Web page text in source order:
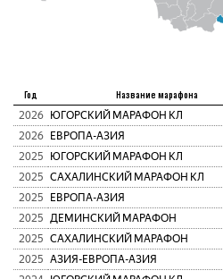
Год Название марафона
2026 ЮГОРСКИЙ МАРАФОН КЛ
2026
ЕВРОПА-АЗИЯ
2025
ЮГОРСКИЙ МАРАФОН КЛ
2025 САХАЛИНСКИЙ МАРАФОН КЛ
2025
ЕВРОПА-АЗИЯ
2025 ДЕМИНСКИЙ МАРАФОН
2025 САХАЛИНСКИЙ МАРАФОН
2025 АЗИЯ-ЕВРОПА-АЗИЯ